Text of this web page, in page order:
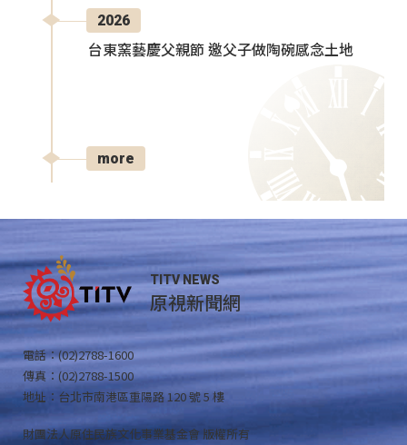
2026
台東窯藝慶父親節 邀父子做陶碗感念土地
more
TITV NEWS
原視新聞網
電話：(02)2788-1600
傳真：(02)2788-1500
地址：台北市南港區重陽路 120 號 5 樓
財團法人原住民族文化事業基金會 版權所有